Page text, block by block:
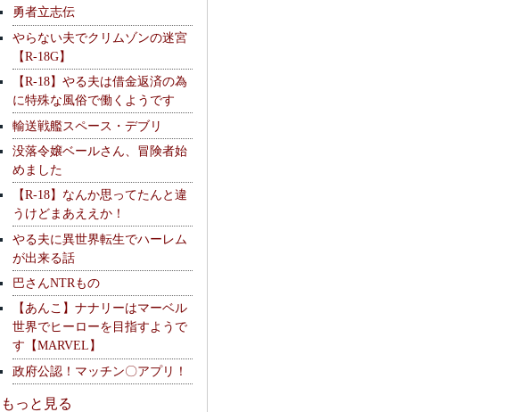
勇者立志伝
やらない夫でクリムゾンの迷宮
【R-18G】
【R-18】やる夫は借金返済の為
に特殊な風俗で働くようです
輸送戦艦スペース・デブリ
没落令嬢ベールさん、冒険者始
めました
【R-18】なんか思ってたんと違
うけどまあええか！
やる夫に異世界転生でハーレム
が出来る話
巴さんNTRもの
【あんこ】ナナリーはマーベル
世界でヒーローを目指すようで
す【MARVEL】
政府公認！マッチン〇アプリ！
もっと見る